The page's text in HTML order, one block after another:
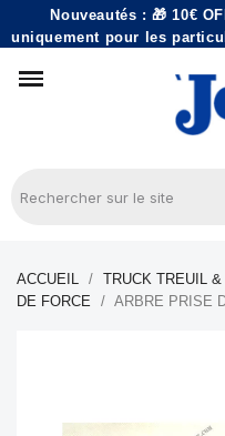
Nouveautés : 🎁 10€
uniquement pour les
ACCUEIL TRUCK TREUIL
DE FORCE
ARBRE PRISE